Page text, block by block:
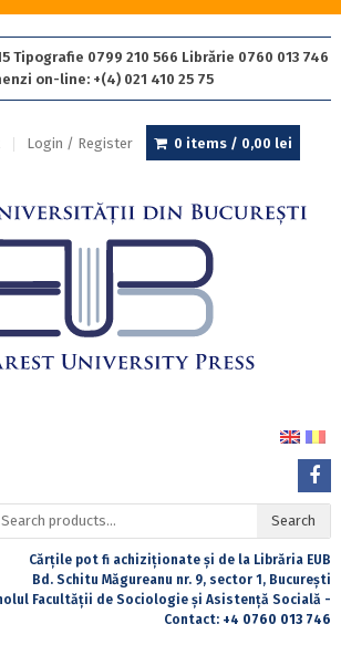
Tipografie 0799 210 566 Librărie 0760 013 746
on-line: +(4) 021 410 25 75
Login / Register 0 items / 0,00 lei
Search
Cărțile pot fi achiziționate și de la Librăria EUB
Bd. Schitu Măgureanu nr. 9, sector 1, București
Facultății de Sociologie și Asistență Socială -
Contact: +4 0760 013 746